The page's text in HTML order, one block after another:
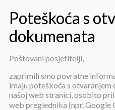
Zahtjev za
Poštovani posjetitelji,
zaprimili smo povratne
imaju poteškoća s otvaranjem
našoj web stranici, osobito
web preglednika (npr. Google